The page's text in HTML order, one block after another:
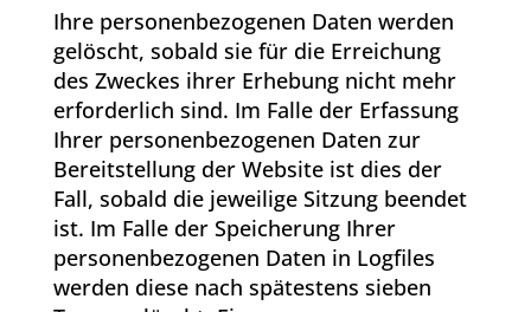
Ihre personenbezogenen Daten werden
gelöscht, sobald sie für die Erreichung
des Zweckes ihrer Erhebung nicht mehr
erforderlich sind. Im Falle der Erfassung
Ihrer personenbezogenen Daten zur
Bereitstellung der Website ist dies der
Fall, sobald die jeweilige Sitzung beendet
ist. Im Falle der Speicherung Ihrer
personenbezogenen Daten in Logfiles
werden diese nach spätestens sieben